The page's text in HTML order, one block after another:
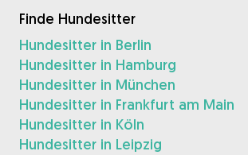
Finde Hundesitter
Hundesitter in Berlin
Hundesitter in Hamburg
Hundesitter in München
Hundesitter in Frankfurt am Main
Hundesitter in Köln
Hundesitter in Leipzig